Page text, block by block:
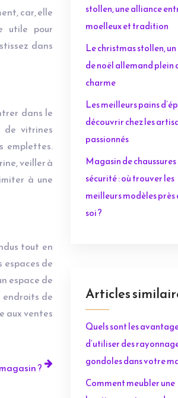
car, elle
utile pour
dans
dans le
de vitrines
emplettes.
veiller à
à une
tout en
de
espace de
endroits de
aux ventes
?
stollen, une alliance
moelleux et tradition
Le christmas stollen,
de noël allemand plein
charme
Les meilleurs pains
découvrir chez les
passionnés
Magasin de
sécurité : où trouver les
meilleurs modèles près
soi ?
Articles
Quels sont les
d’utiliser des
gondoles dans votre
Comment meubler une